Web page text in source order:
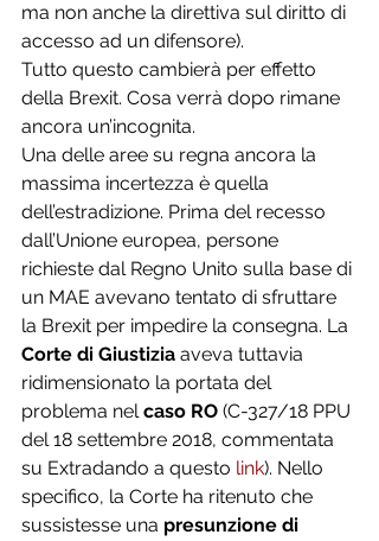
ma non anche la direttiva sul diritto di
accesso ad un difensore).
Tutto questo cambierà per effetto
della Brexit. Cosa verrà dopo rimane
ancora un’incognita.
Una delle aree su regna ancora la
massima incertezza è quella
dell’estradizione. Prima del recesso
dall’Unione europea, persone
richieste dal Regno Unito sulla base di
un MAE avevano tentato di sfruttare
la Brexit per impedire la consegna. La
Corte di Giustizia aveva tuttavia
ridimensionato la portata del
problema nel caso RO (C-327/18 PPU
del 18 settembre 2018, commentata
su Extradando a questo link). Nello
specifico, la Corte ha ritenuto che
sussistesse una presunzione di